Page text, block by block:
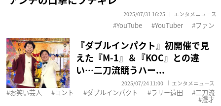
2025/07/31 16:25 エンタメニュース
YouTube YouTuber ファン
『ダブルインパクト』初開催で見
えた『M-1』＆『KOC』との違
い…二刀流競うハー...
2025/07/24 11:00 エンタメニュース
お笑い芸人 コント ダブルインパクト ラリー遠田 二刀流
漫才